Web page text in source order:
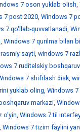
7 oson yuklab olish,
7 post 2020, Windows 7
7 qo'llab-quvvatlanadi,
, Windows 7 qurilma bilan
sayti, windows 7
7 ruditelskiy
7 shifrlash disk,
yuklab oling, Windows
markazi,
o'yin, Windows 7 til
, Windows 7 tizim faylini